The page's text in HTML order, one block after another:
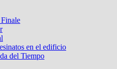
en el edificio
del Tiempo